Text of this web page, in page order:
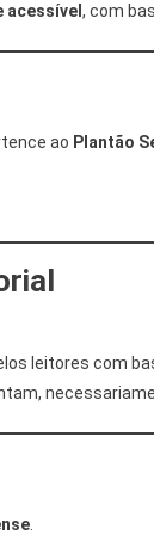
acessível , com
ao Plantão
leitores com